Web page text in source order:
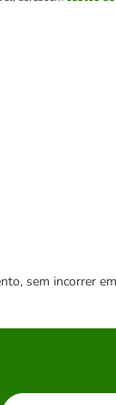
sem incorrer